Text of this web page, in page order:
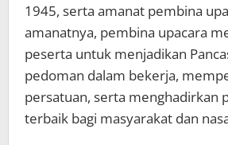
1945, serta amanat pembina
amanatnya, pembina upacara
peserta untuk menjadikan
pedoman dalam bekerja,
persatuan, serta menghadirkan
terbaik bagi masyarakat dan